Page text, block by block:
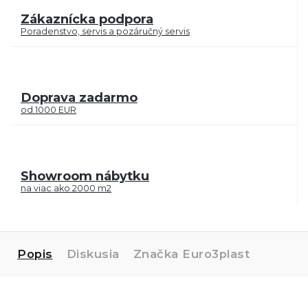
Zákaznícka podpora
Poradenstvo, servis a pozáručný servis
Doprava zadarmo
od 1000 EUR
Showroom nábytku
na viac ako 2000 m2
Popis Diskusia Značka Euro3plast